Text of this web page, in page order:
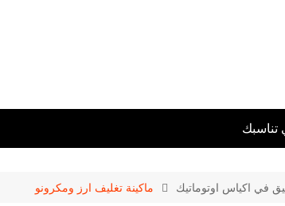
تناسبك
في اكياس اوتوماتيك ماكينة تغليف ارز ومكرونو